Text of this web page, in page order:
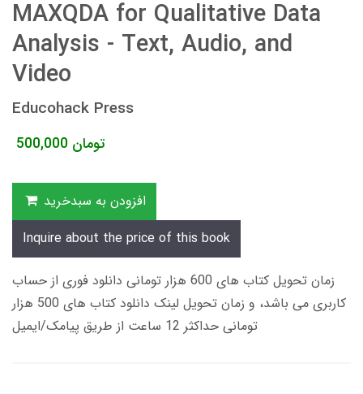
MAXQDA for Qualitative Data
Analysis - Text, Audio, and
Video
Educohack Press
500,000 تومان
افزودن به سبدخرید
Inquire about the price of this book
زمان تحویل کتاب های 600 هزار تومانی دانلود فوری از حساب
کاربری می باشد، و زمان تحویل لینک دانلود کتاب های 500 هزار
تومانی حداکثر 12 ساعت از طریق پیامک/ایمیل